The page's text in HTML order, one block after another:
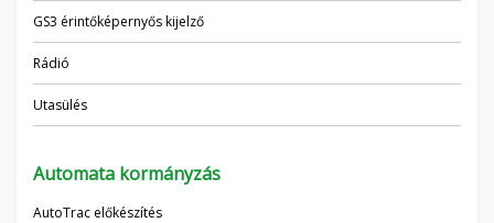
GS3 érintőképernyős kijelző
Rádió
Utasülés
Automata kormányzás
AutoTrac előkészítés